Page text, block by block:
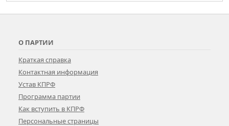
О ПАРТИИ
Краткая справка
Контактная информация
Устав КПРФ
Программа партии
Как вступить в КПРФ
Персональные страницы